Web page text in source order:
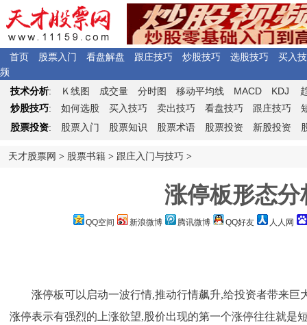
首页 股票入门 看盘解盘 跟庄技巧 炒股技巧 选股技巧
买入
频
技术分析: Ｋ 线图 成交量 分时图 移动平均线 MACD KDJ
炒股技巧: 如何选股 买入技巧 卖出技巧 看盘技巧 跟庄技巧
股票投资: 股票入门 股票知识 股票术语 股票投资 新股投资
天才股票网 > 股票书籍 > 跟庄入门与技巧 >
涨停板形态分
QQ空间 新浪微博 腾讯微博 QQ好友 人人网
涨停板可以启动一波行情,推动行情飙升,给投资者带来巨
涨停表示有强烈的上涨欲望,股价出现的第一个涨停往往就是